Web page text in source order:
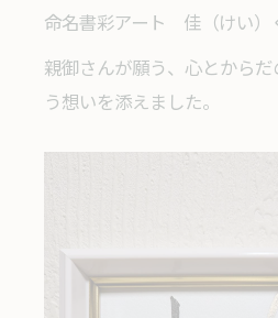
命名書彩アート 佳（けい）
親御さんが願う、心とから
う想いを添えました。